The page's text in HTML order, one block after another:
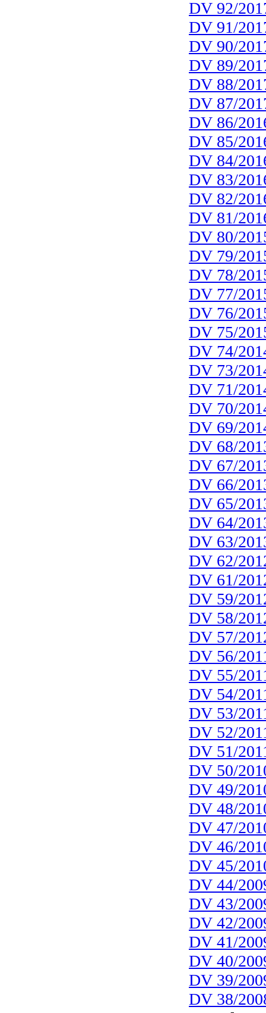
DV 92/
DV 91/
DV 90/
DV 89/
DV 88/
DV 87/
DV 86/
DV 85/
DV 84/
DV 83/
DV 82/
DV 81/
DV 80/
DV 79/
DV 78/
DV 77/
DV 76/
DV 75/
DV 74/
DV 73/
DV 71/
DV 70/
DV 69/
DV 68/
DV 67/
DV 66/
DV 65/
DV 64/
DV 63/
DV 62/
DV 61/
DV 59/
DV 58/
DV 57/
DV 56/
DV 55/
DV 54/
DV 53/
DV 52/
DV 51/
DV 50/
DV 49/
DV 48/
DV 47/
DV 46/
DV 45/
DV 44/
DV 43/
DV 42/
DV 41/
DV 40/
DV 39/
DV 38/